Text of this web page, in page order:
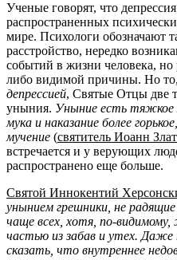
Ученые говорят, что
распространенных
мире. Психологи обозначают
расстройство, нередко
событий в жизни человека, но
либо видимой причины. Но то,
депрессией, Святые Отцы две
уныния. Уныние есть тяжкое
мука и наказание более
мучение (святитель Иоанн
встречается и у верующих
распространено еще больше.
Святой Иннокентий
унынием грешники, не
чаще всех, хотя, по-
частью из забав и утех. Даже
сказать, что внутреннее